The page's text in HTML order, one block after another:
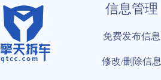
信息管理
免费发布信息
修改/删除信息